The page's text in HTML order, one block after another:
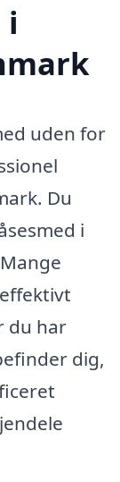
i
uden for
Du
i
du har
dig,